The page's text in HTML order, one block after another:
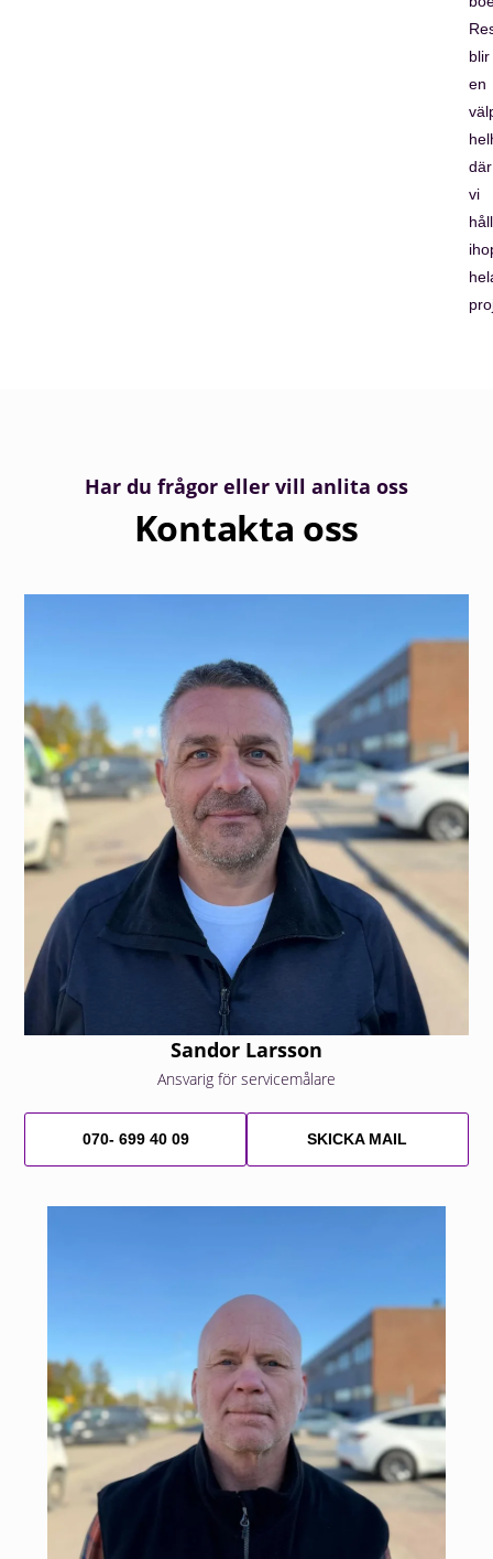
blir
en
där
vi
Har du frågor eller vill anlita oss
Kontakta oss
Sandor Larsson
Ansvarig för servicemålare
070- 699 40 09 SKICKA MAIL